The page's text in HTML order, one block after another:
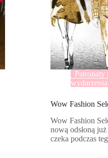
Patronaty
wydarzenia
Wow Fashion
Wow Fashion
nową odsłoną
czeka podczas